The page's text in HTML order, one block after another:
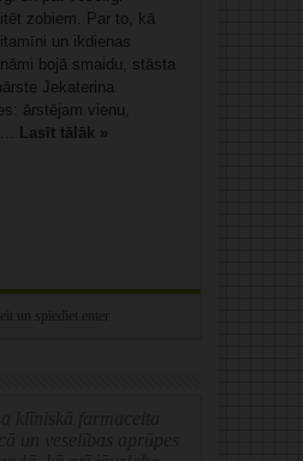
zobiem. Par to, kā
un ikdienas
bojā smaidu, stāsta
Jekaterina
ārstējam vienu,
Lasīt tālāk »